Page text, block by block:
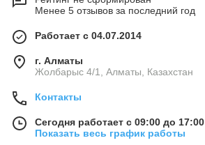
Менее 5 отзывов за последний год
Работает с 04.07.2014
г. Алматы
Жолбарыс 4/1, Алматы, Казахстан
Контакты
Сегодня работает с 09:00 до 17:00
Показать весь график работы